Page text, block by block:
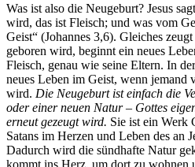
Was ist also die Neugeburt? Jesus
wird, das ist Fleisch; und was vom
Geist“ (Johannes 3,6). Gleiches
geboren wird, beginnt ein neues
Fleisch, genau wie seine Eltern. In
neues Leben im Geist, wenn jemand
wird. Die Neugeburt ist einfach die
oder einer neuen Natur – Gottes
erneut gezeugt wird. Sie ist ein Werk
Satans im Herzen und Leben des an
Dadurch wird die sündhafte Natur
kommt ins Herz, um dort zu wohnen